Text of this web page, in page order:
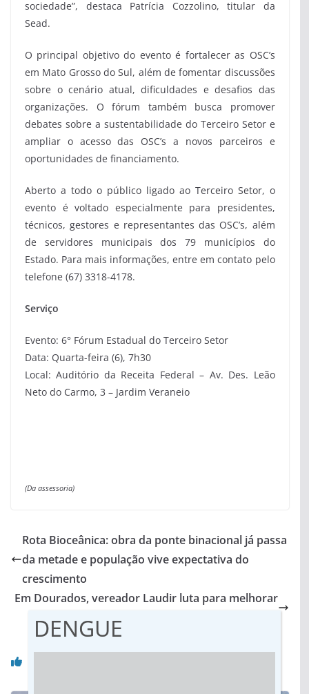
sociedade”, destaca Patrícia Cozzolino, titular da
Sead.
O principal objetivo do evento é fortalecer as OSC’s
em Mato Grosso do Sul, além de fomentar discussões
sobre o cenário atual, dificuldades e desafios das
organizações. O fórum também busca promover
debates sobre a sustentabilidade do Terceiro Setor e
ampliar o acesso das OSC’s a novos parceiros e
oportunidades de financiamento.
Aberto a todo o público ligado ao Terceiro Setor, o
evento é voltado especialmente para presidentes,
técnicos, gestores e representantes das OSC’s, além
de servidores municipais dos 79 municípios do
Estado. Para mais informações, entre em contato pelo
telefone (67) 3318-4178.
Serviço
Evento: 6° Fórum Estadual do Terceiro Setor
Data: Quarta-feira (6), 7h30
Local: Auditório da Receita Federal – Av. Des. Leão
Neto do Carmo, 3 – Jardim Veraneio
(Da assessoria)
Rota Bioceânica: obra da ponte binacional já passa
da metade e população vive expectativa do
crescimento
Em Dourados, vereador Laudir luta para melhorar
segurança viária e revitalizar espaços públicos
Você pode gostar também
DENGUE